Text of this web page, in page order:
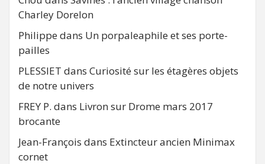
Charley Dorelon
Philippe dans Un porpaleaphile et ses porte-
pailles
PLESSIET dans Curiosité sur les étagères objets
de notre univers
FREY P. dans Livron sur Drome mars 2017
brocante
Jean-François dans Extincteur ancien Minimax
cornet